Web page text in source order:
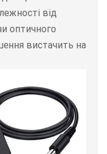
від
оптичного
вистачить на